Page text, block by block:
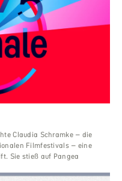
Claudia Schramke – die
Filmfestivals – eine
Sie stieß auf Pangea